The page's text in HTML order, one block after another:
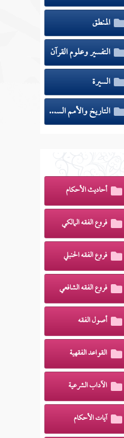
المنطق
التفسير وعلوم القرآن
السيرة
التاريخ والأمم السابقة
أحاديث الأحكام
فروع الفقه المالكي
فروع الفقه الحنبلي
فروع الفقه الشافعي
أصول الفقه
القواعد الفقهية
الآداب الشرعية
آيات الأحكام